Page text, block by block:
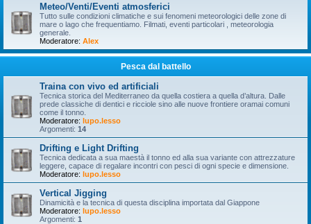
Meteo/Venti/Eventi atmosferici
Tutto sulle condizioni climatiche e sui fenomeni meteorologici delle zone di
mare o lago che frequentiamo. Filmati, eventi particolari , meteorologia
generale.
Moderatore: Alex
Pesca dal battello
Traina con vivo ed artificiali
Tecnica storica del Mediterraneo da quella costiera a quella d’altura. Dalle
prede classiche di dentici e ricciole sino alle nuove frontiere oramai comuni
come il tonno.
Moderatore: lupo.lesso
Argomenti: 14
Drifting e Light Drifting
Tecnica dedicata a sua maestà il tonno ed alla sua variante con attrezzature
leggere, capace di regalare incontri con pesci di ogni specie e dimensione.
Moderatore: lupo.lesso
Vertical Jigging
Dinamicità e la tecnica di questa disciplina importata dal Giappone
Moderatore: lupo.lesso
Argomenti: 1